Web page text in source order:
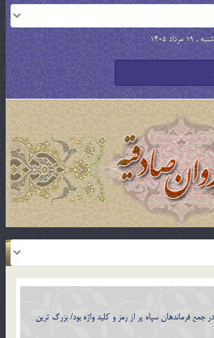
, 19 مرداد 1405
جمع فرماندهان سپاه پر از رمز و کلید واژه بود/ بزرگ ترین